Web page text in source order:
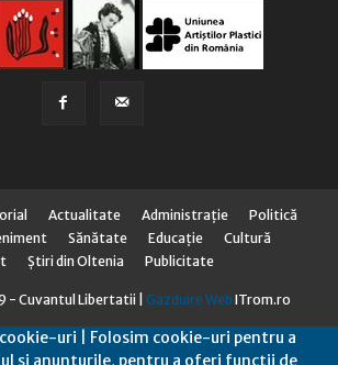
Actualitate Administraţie
Politică
Sănătate Educaţie
Cultură
Știri din Oltenia Publicitate
- Cuvantul Libertatii | Gazduire Web ITrom.ro
uri | Folosim cookie-uri pentru a